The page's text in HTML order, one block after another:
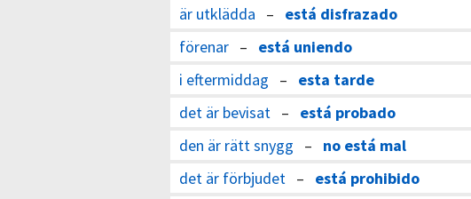
är utklädda – está disfrazado
förenar – está uniendo
i eftermiddag – esta tarde
det är bevisat – está probado
den är rätt snygg – no está mal
det är förbjudet – está prohibido